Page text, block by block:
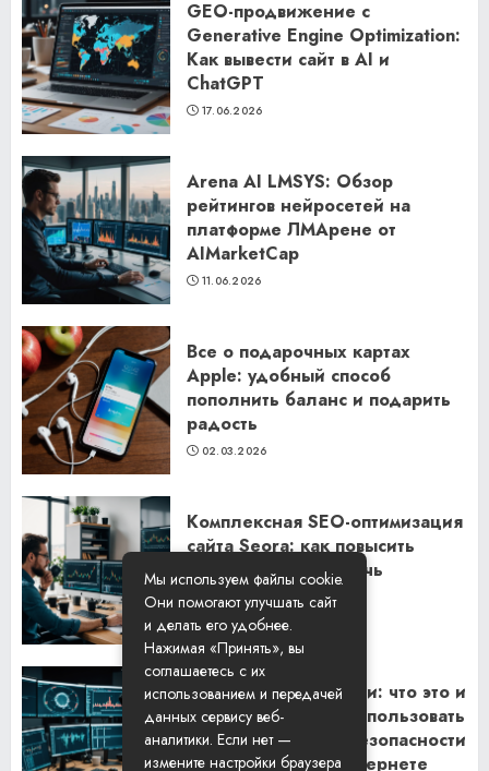
GEO-продвижение с
Generative Engine Optimization:
Как вывести сайт в AI и
ChatGPT
17.06.2026
Arena AI LMSYS: Обзор
рейтингов нейросетей на
платформе ЛМАрене от
AIMarketCap
11.06.2026
Все о подарочных картах
Apple: удобный способ
пополнить баланс и подарить
радость
02.03.2026
Комплексная SEO-оптимизация
сайта Seora: как повысить
видимость и привлечь
клиентов
06.02.2026
Резидентские прокси: что это и
как их правильно использовать
для обеспечения безопасности
и анонимности в интернете
Мы используем файлы cookie.
Они помогают улучшать сайт
и делать его удобнее.
Нажимая «Принять», вы
соглашаетесь с их
использованием и передачей
данных сервису веб-
аналитики. Если нет —
измените настройки браузера